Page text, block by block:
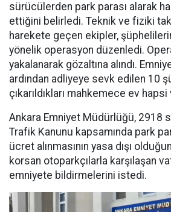
sürücülerden park parası alarak
ettiğini belirledi. Teknik ve fiziki
harekete geçen ekipler,
yönelik operasyon düzenledi.
yakalanarak gözaltına alındı.
ardından adliyeye sevk edilen 10
çıkarıldıkları mahkemece ev
Ankara Emniyet Müdürlüğü, 2918
Trafik Kanunu kapsamında park
ücret alınmasının yasa dışı
korsan otoparkçılarla karşılaşan
emniyete bildirmelerini istedi.